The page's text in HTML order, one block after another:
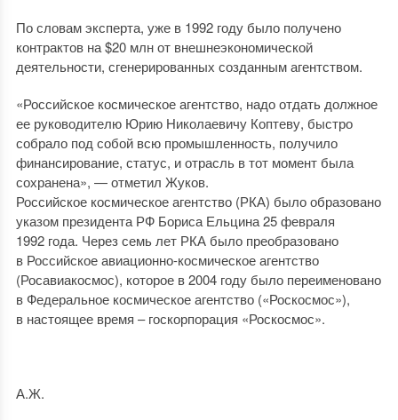
По словам эксперта, уже в 1992 году было получено
контрактов на $20 млн от внешнеэкономической
деятельности, сгенерированных созданным агентством.
«Российское космическое агентство, надо отдать должное
ее руководителю Юрию Николаевичу Коптеву, быстро
собрало под собой всю промышленность, получило
финансирование, статус, и отрасль в тот момент была
сохранена», — отметил Жуков.
Российское космическое агентство (РКА) было образовано
указом президента РФ Бориса Ельцина 25 февраля
1992 года. Через семь лет РКА было преобразовано
в Российское авиационно-космическое агентство
(Росавиакосмос), которое в 2004 году было переименовано
в Федеральное космическое агентство («Роскосмос»),
в настоящее время – госкорпорация «Роскосмос».
А.Ж.